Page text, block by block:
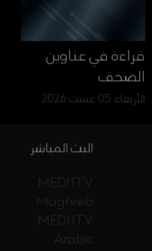
قراءة في عناوين
الصحف
الأربعاء 05 غشت 2026
البث المباشر
MEDI1TV
Maghreb
MEDI1TV
Arabic